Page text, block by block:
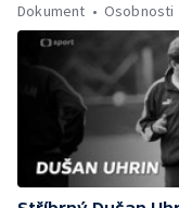
Dokument
Osobnosti